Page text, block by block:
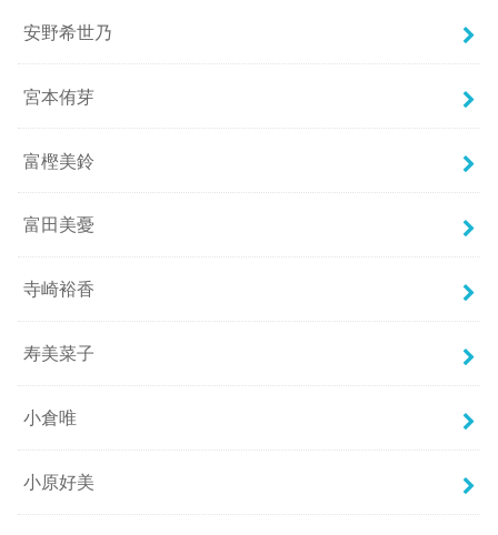
安野希世乃
宮本侑芽
富樫美鈴
富田美憂
寺崎裕香
寿美菜子
小倉唯
小原好美